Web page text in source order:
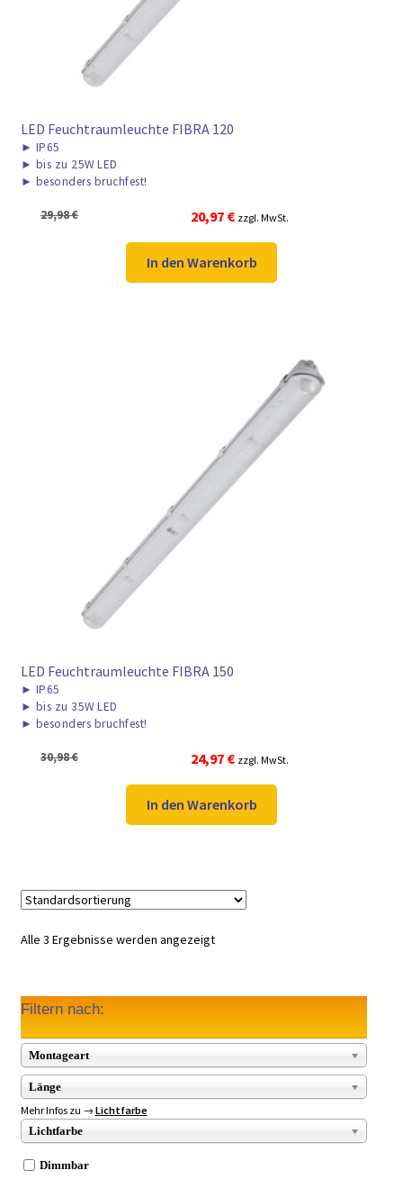
LED Feuchtraumleuchte FIBRA 120
► IP65
► bis zu 25W LED
► besonders bruchfest!
29,98€
Ursprünglicher
Preis
war:
29,98 €
20,97 €Aktueller
Preis
ist:
20,97 €.
zzgl. MwSt.
In den Warenkorb
LED Feuchtraumleuchte FIBRA 150
► IP65
► bis zu 35W LED
► besonders bruchfest!
30,98€
Ursprünglicher
Preis
war:
30,98 €
24,97 €Aktueller
Preis
ist:
24,97 €.
zzgl. MwSt.
In den Warenkorb
Alle 3 Ergebnisse werden angezeigt
Filtern nach:
Montageart
Länge
Mehr Infos zu → Lichtfarbe
Lichtfarbe
Dimmbar